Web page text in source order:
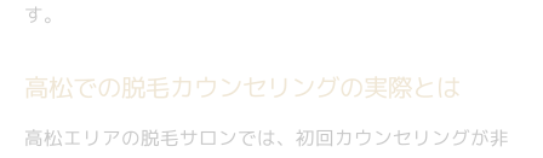
す。
高松での脱毛カウンセリングの実際とは
高松エリアの脱毛サロンでは、初回カウンセリングが非